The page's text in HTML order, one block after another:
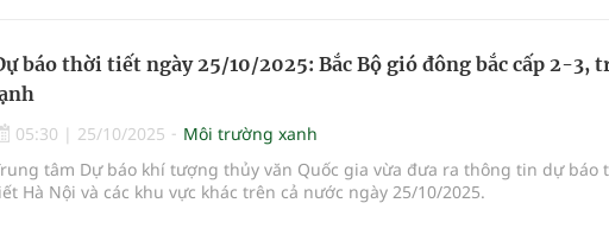
báo thời tiết ngày 25/10/2025: Bắc Bộ gió đông bắc cấp 2-3,
05:30 | 25/10/2025
Môi trường xanh
tâm Dự báo khí tượng thủy văn Quốc gia vừa đưa ra thông tin dự báo
Hà Nội và các khu vực khác trên cả nước ngày 25/10/2025.